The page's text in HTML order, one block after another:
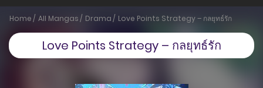
Home All Mangas Drama Love Points Strategy – กลยุทธ์รัก
Love Points Strategy – กลยุทธ์รัก